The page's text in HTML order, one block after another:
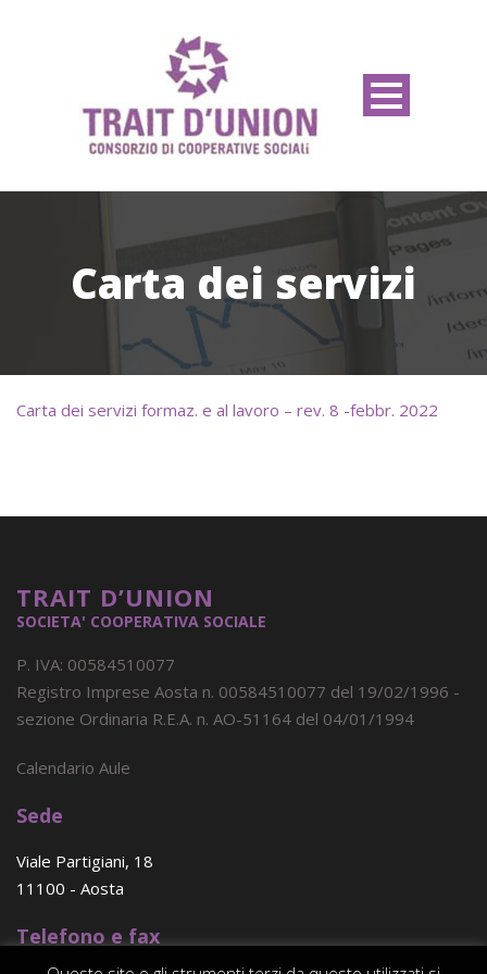
Carta dei servizi
Carta dei servizi formaz. e al lavoro – rev. 8 -febbr. 2022
TRAIT D’UNION
SOCIETA' COOPERATIVA SOCIALE
P. IVA: 00584510077
Registro Imprese Aosta n. 00584510077 del 19/02/1996 -
sezione Ordinaria R.E.A. n. AO-51164 del 04/01/1994
Calendario Aule
Sede
Viale Partigiani, 18
11100 - Aosta
Telefono e fax